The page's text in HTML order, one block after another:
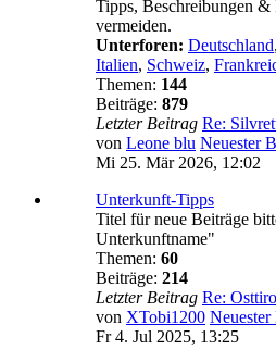
Tipps, Beschreibungen
vermeiden.
Unterforen: Deutschland,
Italien, Schweiz,
Themen: 144
Beiträge: 879
Letzter Beitrag Re:
von Leone blu Neuester
Mi 25. Mär 2026, 12:02
Unterkunft-Tipps
Titel für neue Beiträge
Unterkunftname"
Themen: 60
Beiträge: 214
Letzter Beitrag Re:
von XTobi1200 Neuester
Fr 4. Jul 2025, 13:25